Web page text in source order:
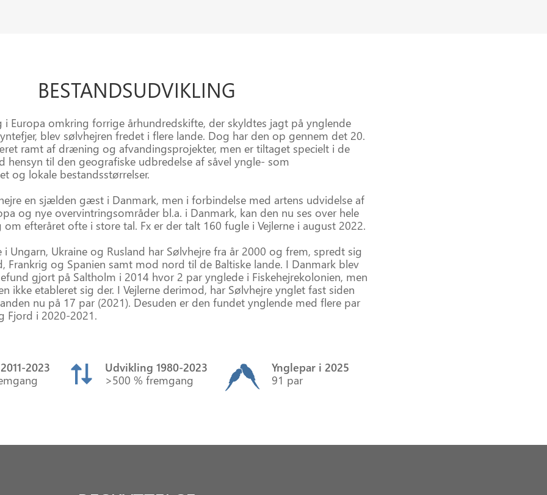
BESTANDSUDVIKLING
i Europa omkring forrige århundredskifte, der skyldtes jagt på ynglende
blev sølvhejren fredet i flere lande. Dog har den op gennem det 20.
ramt af dræning og afvandingsprojekter, men er tiltaget specielt i de
hensyn til den geografiske udbredelse af såvel yngle- som
og lokale bestandsstørrelser.
en sjælden gæst i Danmark, men i forbindelse med artens udvidelse af
og nye overvintringsområder bl.a. i Danmark, kan den nu ses over hele
efteråret ofte i store tal. Fx er der talt 160 fugle i Vejlerne i august 2022.
i Ungarn, Ukraine og Rusland har Sølvhejre fra år 2000 og frem, spredt sig
Frankrig og Spanien samt mod nord til de Baltiske lande. I Danmark blev
gjort på Saltholm i 2014 hvor 2 par ynglede i Fiskehejrekolonien, men
ikke etableret sig der. I Vejlerne derimod, har Sølvhejre ynglet fast siden
nu på 17 par (2021). Desuden er den fundet ynglende med flere par
Fjord i 2020-2021.
Udvikling 1980‑2023
>500 % fremgang
Ynglepar i 2025
91 par